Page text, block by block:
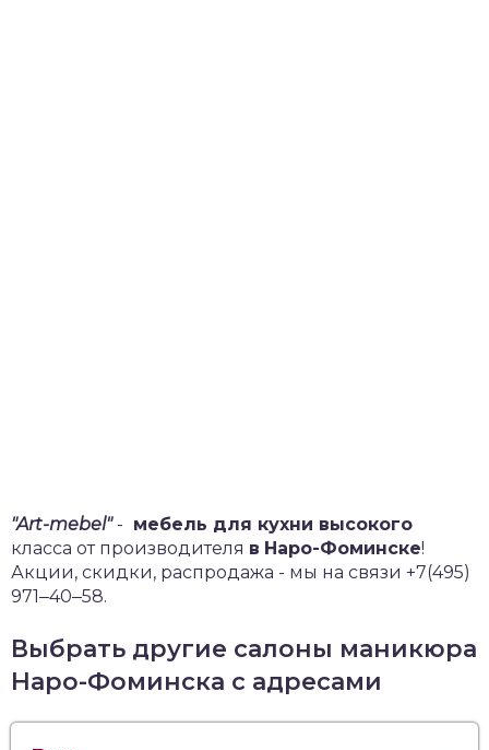
"Art-mebel"- мебель для кухни высокого
класса от производителя в Наро-Фоминске!
Акции, скидки, распродажа - мы на связи +7(495)
971‒40‒58.
Выбрать другие салоны маникюра
Наро-Фоминска с адресами